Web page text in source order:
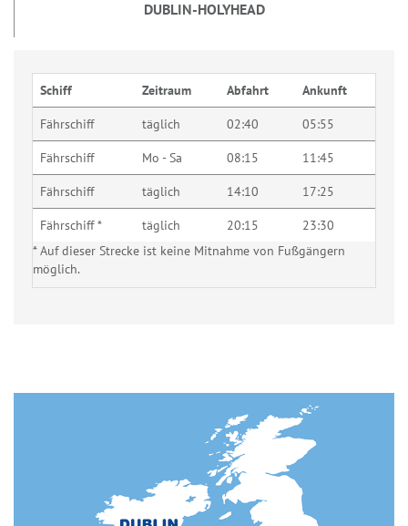
DUBLIN-HOLYHEAD
Schiff Zeitraum Abfahrt Ankunft
Fährschiff täglich 02:40 05:55
Fährschiff Mo - Sa 08:15 11:45
Fährschiff täglich 14:10 17:25
Fährschiff * täglich 20:15
23:30
* Auf dieser Strecke ist keine Mitnahme von Fußgängern
möglich.